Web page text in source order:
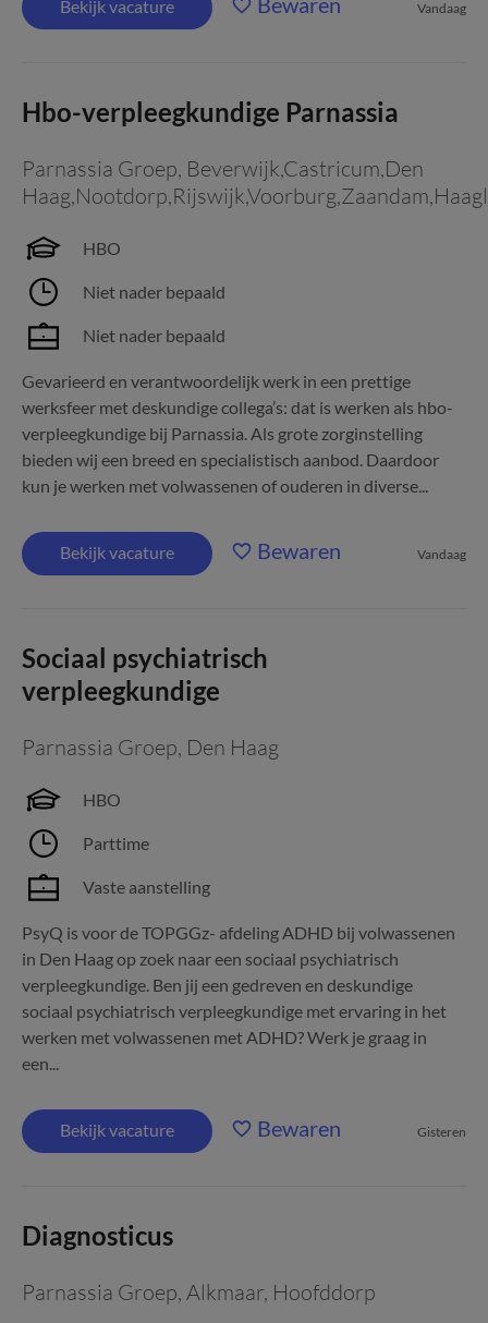
Bekijk vacature Vandaag
Hbo-verpleegkundige Parnassia
Parnassia Groep, Beverwijk,Castricum,Den
HBO
Niet nader bepaald
Niet nader bepaald
Gevarieerd en verantwoordelijk werk in een prettige
werksfeer met deskundige collega’s: dat is werken als hbo-
verpleegkundige bij Parnassia. Als grote zorginstelling
bieden wij een breed en specialistisch aanbod. Daardoor
kun je werken met volwassenen of ouderen in diverse...
Bekijk vacature Bewaren Vandaag
Sociaal psychiatrisch
verpleegkundige
Parnassia Groep, Den Haag
HBO
Parttime
Vaste aanstelling
PsyQ is voor de TOPGGz- afdeling ADHD bij volwassenen
in Den Haag op zoek naar een sociaal psychiatrisch
verpleegkundige. Ben jij een gedreven en deskundige
sociaal psychiatrisch verpleegkundige met ervaring in het
werken met volwassenen met ADHD? Werk je graag in
een...
Bekijk vacature Bewaren Gisteren
Diagnosticus
Parnassia Groep, Alkmaar, Hoofddorp